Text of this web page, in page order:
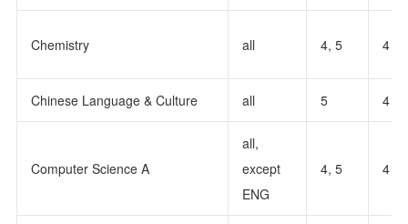
Chemistry all 4, 5 4
Chinese Language & Culture all 5 4
Computer Science A
all,
except
ENG
4, 5 4